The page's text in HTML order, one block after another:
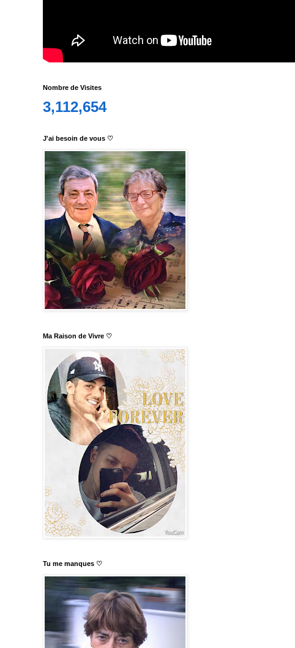
Nombre de Visites
3,112,654
J'ai besoin de vous ♡
Ma Raison de Vivre ♡
Tu me manques ♡